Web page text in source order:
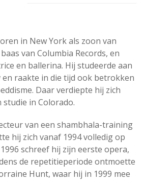
in New York als zoon van
van Columbia Records, en
en ballerina. Hij studeerde aan
raakte in die tijd ook betrokken
Daar verdiepte hij zich
in Colorado.
van een shambhala-training
hij zich vanaf 1994 volledig op
schreef hij zijn eerste opera,
de repetitieperiode ontmoette
Hunt, waar hij in 1999 mee